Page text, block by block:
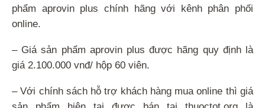
phẩm aprovin plus chính hãng với kênh phân phối
online.
– Giá sản phẩm aprovin plus được hãng quy định là
giá 2.100.000 vnđ/ hộp 60 viên.
– Với chính sách hỗ trợ khách hàng mua online thì giá